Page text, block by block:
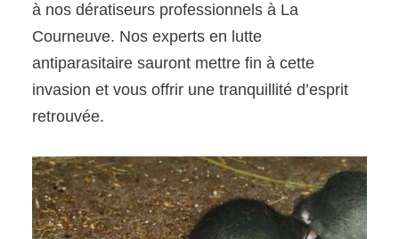
à nos dératiseurs professionnels à La
Courneuve. Nos experts en lutte
antiparasitaire sauront mettre fin à cette
invasion et vous offrir une tranquillité d’esprit
retrouvée.